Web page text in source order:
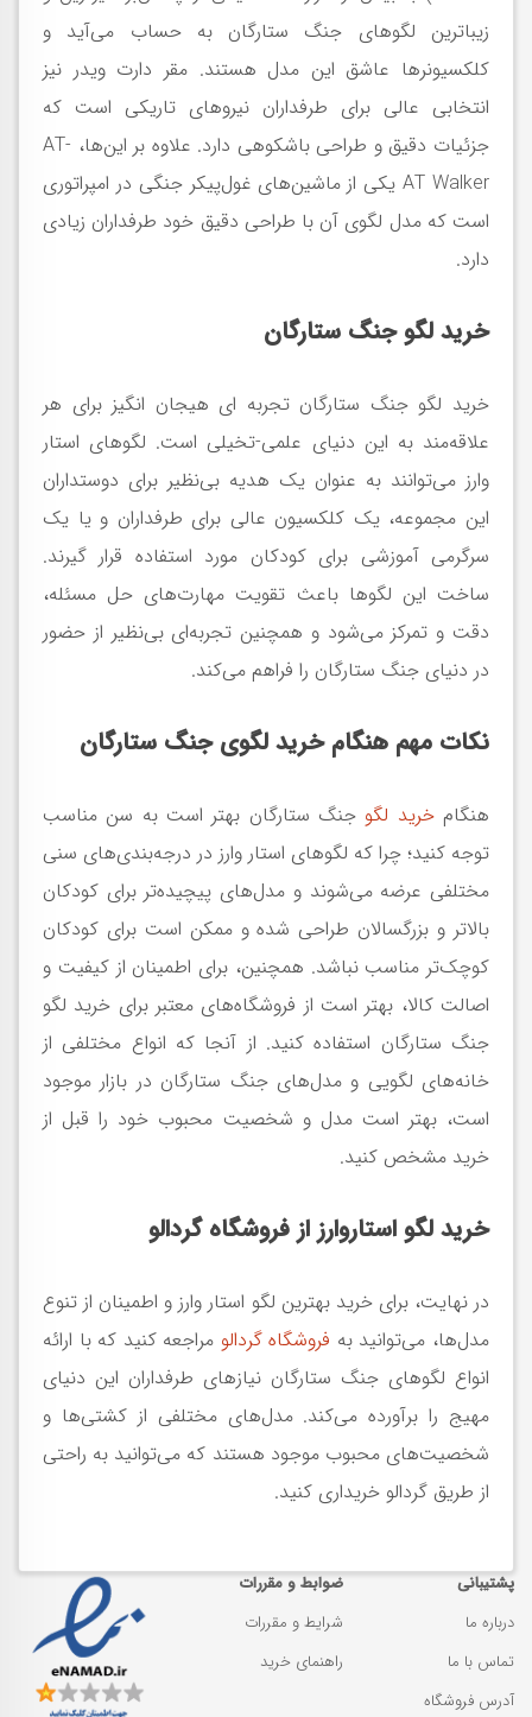
زیباترین لگوهای جنگ ستارگان به حساب می‌آید و
کلکسیونرها عاشق این مدل هستند. مقر دارت ویدر نیز
انتخابی عالی برای طرفداران نیروهای تاریکی است که
جزئیات دقیق و طراحی باشکوهی دارد. علاوه بر این‌ها، AT-
AT Walker یکی از ماشین‌های غول‌پیکر جنگی در امپراتوری
است که مدل لگوی آن با طراحی دقیق خود طرفداران زیادی
دارد.
خرید لگو جنگ ستارگان
خرید لگو جنگ ستارگان تجربه ای هیجان انگیز برای هر
علاقه‌مند به این دنیای علمی-تخیلی است. لگوهای استار
وارز می‌توانند به عنوان یک هدیه بی‌نظیر برای دوستداران
این مجموعه، یک کلکسیون عالی برای طرفداران و یا یک
سرگرمی آموزشی برای کودکان مورد استفاده قرار گیرند.
ساخت این لگوها باعث تقویت مهارت‌های حل مسئله،
دقت و تمرکز می‌شود و همچنین تجربه‌ای بی‌نظیر از حضور
در دنیای جنگ ستارگان را فراهم می‌کند.
نکات مهم هنگام خرید لگوی جنگ ستارگان
هنگامخرید لگو جنگ ستارگان بهتر است به سن مناسب
توجه کنید؛ چرا که لگوهای استار وارز در درجه‌بندی‌های سنی
مختلفی عرضه می‌شوند و مدل‌های پیچیده‌تر برای کودکان
بالاتر و بزرگسالان طراحی شده و ممکن است برای کودکان
کوچک‌تر مناسب نباشد. همچنین، برای اطمینان از کیفیت و
اصالت کالا، بهتر است از فروشگاه‌های معتبر برای خرید لگو
جنگ ستارگان استفاده کنید. از آنجا که انواع مختلفی از
خانه‌های لگویی و مدل‌های جنگ ستارگان در بازار موجود
است، بهتر است مدل و شخصیت محبوب خود را قبل از
خرید مشخص کنید.
خرید لگو استاروارز از فروشگاه گردالو
در نهایت، برای خرید بهترین لگو استار وارز و اطمینان از تنوع
مدل‌ها، می‌توانید به فروشگاه گردالو مراجعه کنید که با ارائه
انواع لگوهای جنگ ستارگان نیازهای طرفداران این دنیای
مهیج را برآورده می‌کند. مدل‌های مختلفی از کشتی‌ها و
شخصیت‌های محبوب موجود هستند که می‌توانید به راحتی
از طریق گردالو خریداری کنید.
پشتیبانی
درباره ما
تماس با ما
آدرس فروشگاه
ضوابط و مقررات
شرایط و مقررات
راهنمای خرید